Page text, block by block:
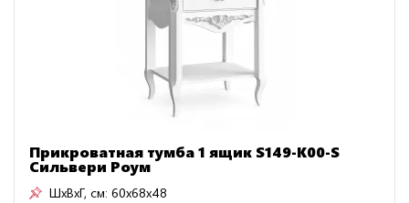
Прикроватная тумба 1 ящик S149-K00-S
Сильвери Роум
ШxВxГ, см: 60x68x48